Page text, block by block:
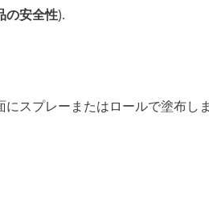
の安全性).
にスプレーまたはロールで塗布しま